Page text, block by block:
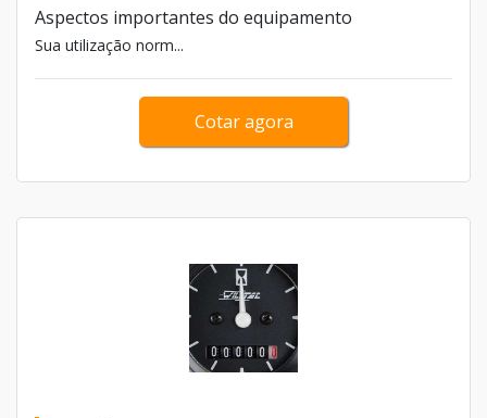
gira.
Aspectos importantes do equipamento
Sua utilização norm...
Cotar agora